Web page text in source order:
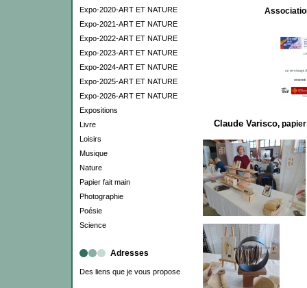
Expo-2020-ART ET NATURE
Expo-2021-ART ET NATURE
Expo-2022-ART ET NATURE
Expo-2023-ART ET NATURE
Expo-2024-ART ET NATURE
Expo-2025-ART ET NATURE
Expo-2026-ART ET NATURE
Expositions
Livre
Loisirs
Musique
Nature
Papier fait main
Photographie
Poésie
Science
Adresses
Des liens que je vous propose
Claude Varisco,